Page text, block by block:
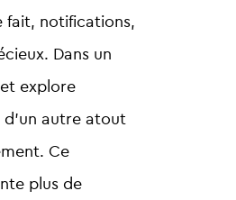
fait, notifications,
Dans un
explore
d’un autre atout
Ce
plus de